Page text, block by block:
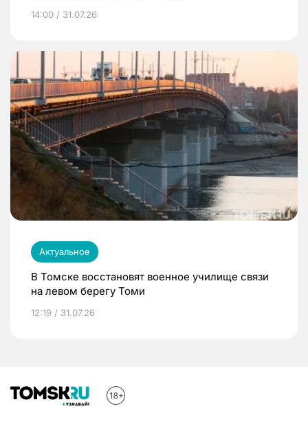
14:00 / 31.07.26
Актуальное
В Томске восстановят военное училище связи
на левом берегу Томи
12:19 / 31.07.26